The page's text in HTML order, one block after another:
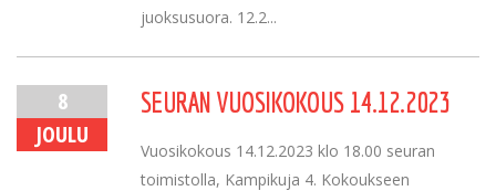
juoksusuora. 12.2...
8
JOULU
SEURAN VUOSIKOKOUS 14.12.2023
Vuosikokous 14.12.2023 klo 18.00 seuran
toimistolla, Kampikuja 4. Kokoukseen